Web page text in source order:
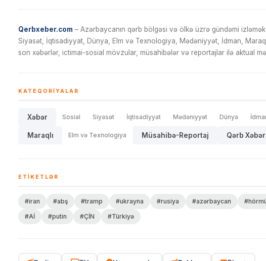
Qerbxeber.com – Azərbaycanın qərb bölgəsi və ölkə üzrə gündəmi izləmək
Siyasət, İqtisadiyyat, Dünya, Elm və Texnologiya, Mədəniyyət, İdman,
son xəbərlər, ictimai-sosial mövzular, müsahibələr və reportajlar ilə aktual
KATEQORIYALAR
Xəbər Sosial Siyasət İqtisadiyyat Mədəniyyət Dünya
Maraqlı Elm və Texnologiya Müsahibə-Reportaj Qərb
ETIKETLƏR
#iran #abş #tramp #ukrayna #rusiya #azərbaycan
#Aİ
#putin #ÇİN #Türkiyə